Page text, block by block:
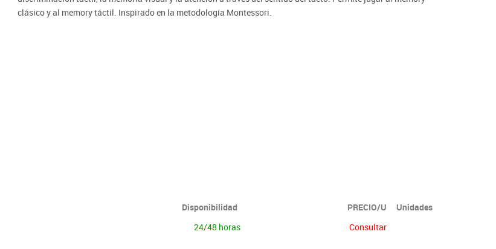
Lenguaje & idiomas
clásico y al memory táctil. Inspirado en la metodología Montessori.
Disponibilidad PRECIO/U
Unidades
24/48 horas Consultar